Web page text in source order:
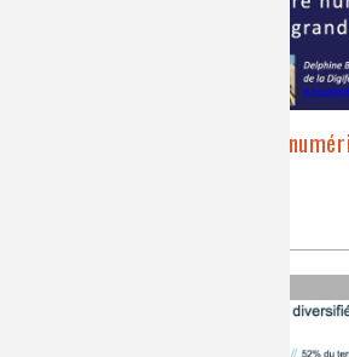
Digifermes, l’agriculture